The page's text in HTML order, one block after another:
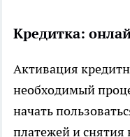
Кредитка:
Активация
необходимый
начать
платежей и снятия